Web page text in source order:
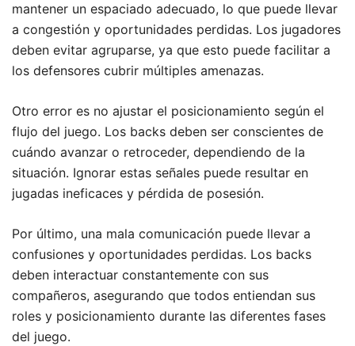
mantener un espaciado adecuado, lo que puede llevar
a congestión y oportunidades perdidas. Los jugadores
deben evitar agruparse, ya que esto puede facilitar a
los defensores cubrir múltiples amenazas.
Otro error es no ajustar el posicionamiento según el
flujo del juego. Los backs deben ser conscientes de
cuándo avanzar o retroceder, dependiendo de la
situación. Ignorar estas señales puede resultar en
jugadas ineficaces y pérdida de posesión.
Por último, una mala comunicación puede llevar a
confusiones y oportunidades perdidas. Los backs
deben interactuar constantemente con sus
compañeros, asegurando que todos entiendan sus
roles y posicionamiento durante las diferentes fases
del juego.